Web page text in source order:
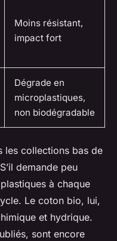
Moins résistant,
impact fort
Dégrade en
microplastiques,
non biodégradable
les collections bas de
demande peu
à chaque
Le coton bio, lui,
et hydrique.
sont encore